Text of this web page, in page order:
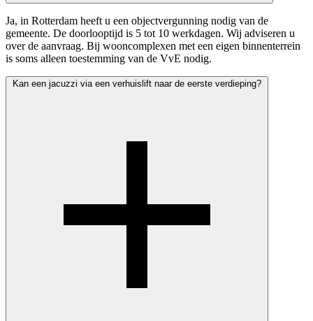
Ja, in Rotterdam heeft u een objectvergunning nodig van de
gemeente. De doorlooptijd is 5 tot 10 werkdagen. Wij adviseren u
over de aanvraag. Bij wooncomplexen met een eigen binnenterrein
is soms alleen toestemming van de VvE nodig.
Kan een jacuzzi via een verhuislift naar de eerste verdieping?